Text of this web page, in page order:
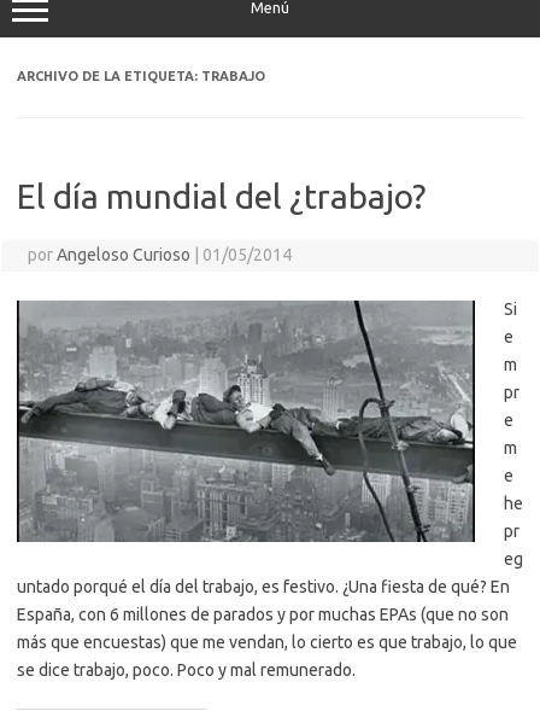
Menú
ARCHIVO DE LA ETIQUETA: TRABAJO
El día mundial del ¿trabajo?
porAngeloso Curioso 01/05/2014
Si
e
m
pr
e
m
e
he
pr
eg
untado porqué el día del trabajo, es festivo. ¿Una fiesta de qué? En
España, con 6 millones de parados y por muchas EPAs (que no son
más que encuestas) que me vendan, lo cierto es que trabajo, lo que
se dice trabajo, poco. Poco y mal remunerado.